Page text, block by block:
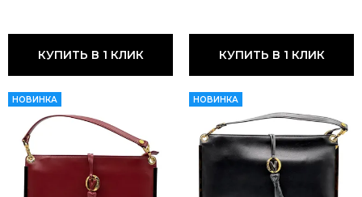
КУПИТЬ В 1 КЛИК КУПИТЬ В 1 КЛИК
НОВИНКА НОВИНКА